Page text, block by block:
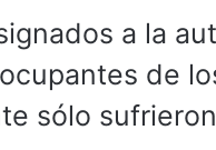
a la
de
sólo